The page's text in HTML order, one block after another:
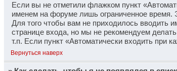
Если вы не отметили флажком пункт
именем на форуме лишь ограниченное время.
Для того чтобы вам не приходилось вводить
странице входа, но мы не рекомендуем
т.п. Если пункт «Автоматически входить при
Вернуться наверх